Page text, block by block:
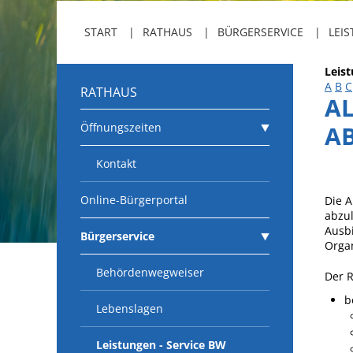
START RATHAUS BÜRGERSERVICE
RATHAUS
Öffnungszeiten
Kontakt
Online-Bürgerportal
Bürgerservice
Behördenwegweiser
Lebenslagen
Leistungen - Service BW
A B C
Die
Der